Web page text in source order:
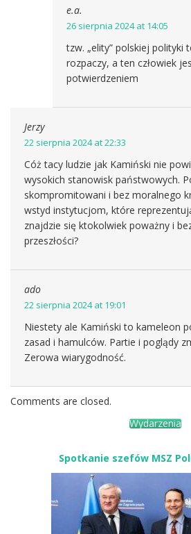
e.a.
26 sierpnia 2024 at 14:05
tzw. „elity” polskiej polityki
rozpaczy, a ten człowiek
potwierdzeniem
Jerzy
22 sierpnia 2024 at 22:33
Cóż tacy ludzie jak Kamiński nie
wysokich stanowisk państwowych.
skompromitowani i bez moralnego
wstyd instytucjom, które
znajdzie się ktokolwiek poważny i
przeszłości?
ado
22 sierpnia 2024 at 19:01
Niestety ale Kamiński to kameleon
zasad i hamulców. Partie i poglądy
Zerowa wiarygodność.
Comments are closed.
Wydarzenia
Spotkanie szefów MSZ